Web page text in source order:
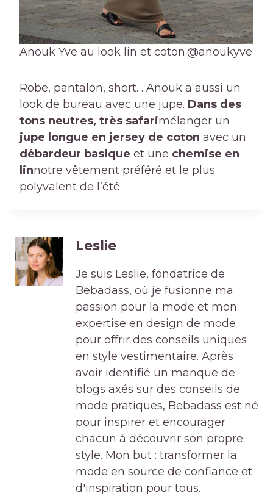
Anouk Yve au look lin et coton.@anoukyve
Robe, pantalon, short… Anouk a aussi un
look de bureau avec une jupe. Dans des
tons neutres, très safarimélanger un
jupe longue en jersey de coton avec un
débardeur basique et une chemise en
linnotre vêtement préféré et le plus
polyvalent de l’été.
Leslie
Je suis Leslie, fondatrice de
Bebadass, où je fusionne ma
passion pour la mode et mon
expertise en design de mode
pour offrir des conseils uniques
en style vestimentaire. Après
avoir identifié un manque de
blogs axés sur des conseils de
mode pratiques, Bebadass est né
pour inspirer et encourager
chacun à découvrir son propre
style. Mon but : transformer la
mode en source de confiance et
d'inspiration pour tous.